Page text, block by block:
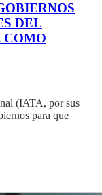
DEL
COMO
(IATA, por sus
para que